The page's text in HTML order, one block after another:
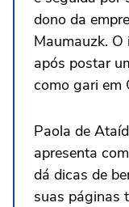
dono da
Maumauzk.
após postar
como gari em
Paola de
apresenta
dá dicas de
suas páginas